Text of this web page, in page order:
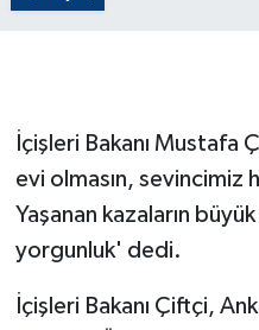
İçişleri Bakanı Mustafa
evi olmasın, sevincimiz
Yaşanan kazaların
yorgunluk' dedi.
İçişleri Bakanı Çiftçi,
Flaş Haber
GENEL
Güvenlik
HABERDE İNSAN